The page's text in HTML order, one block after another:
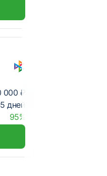
000 ₽
дней
95%